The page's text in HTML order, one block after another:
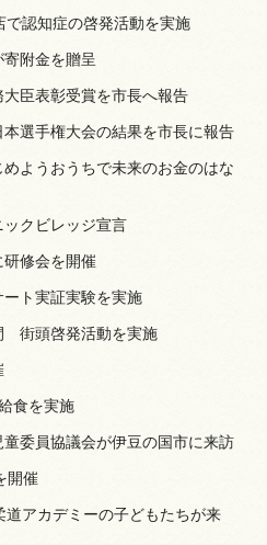
認知症の啓発活動を実施
附金を贈呈
臣表彰受賞を市長へ報告
選手権大会の結果を市長に報告
ようおうちで未来のお金のはな
クビレッジ宣言
修会を開催
ト実証実験を実施
街頭啓発活動を実施
食を実施
委員協議会が伊豆の国市に来訪
開催
アカデミーの子どもたちが来